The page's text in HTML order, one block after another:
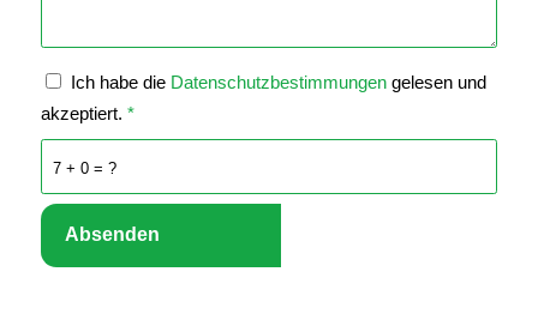
Ich habe die Datenschutzbestimmungengelesen und
akzeptiert. *
7 + 0 = ?